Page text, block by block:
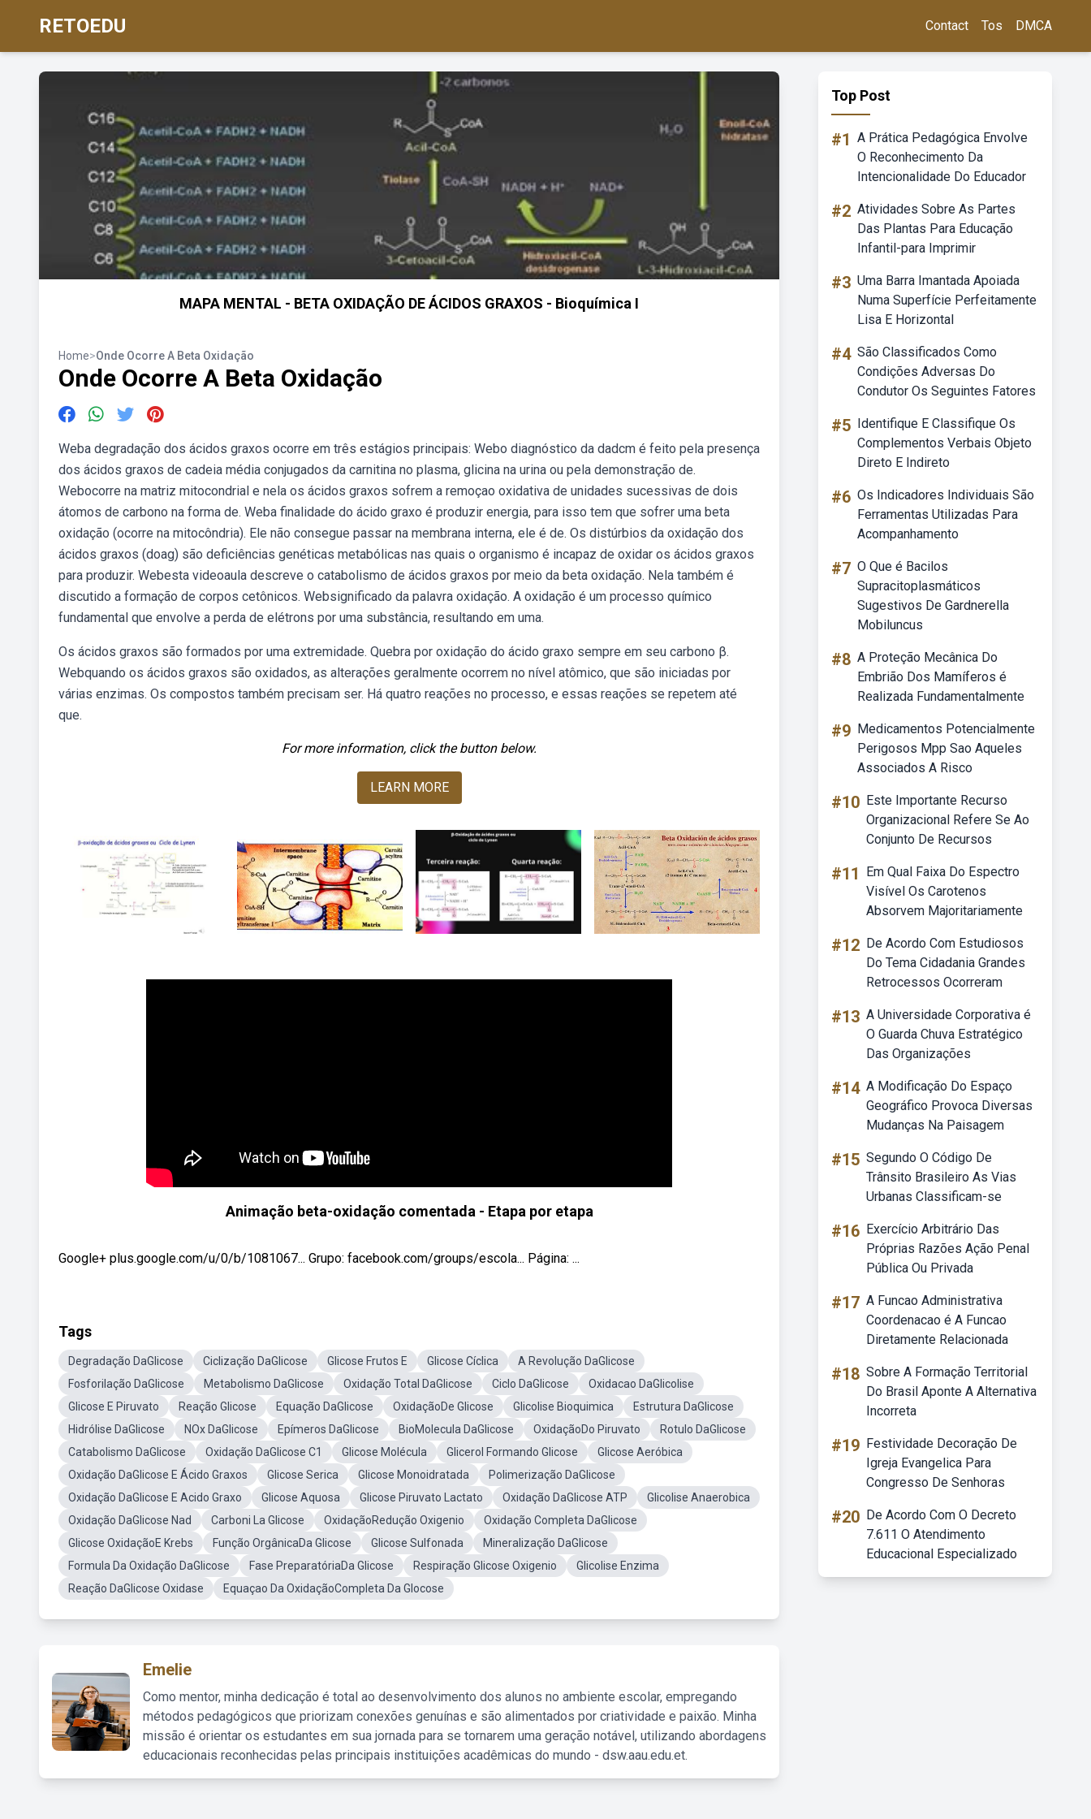
RETOEDU Contact Tos DMCA
MAPA MENTAL - BETA OXIDAÇÃO DE ÁCIDOS GRAXOS - Bioquímica I
Home>Onde Ocorre A Beta Oxidação
Onde Ocorre A Beta Oxidação
Weba degradação dos ácidos graxos ocorre em três estágios principais: Webo diagnóstico da dadcm é feito pela presença
dos ácidos graxos de cadeia média conjugados da carnitina no plasma, glicina na urina ou pela demonstração de.
Webocorre na matriz mitocondrial e nela os ácidos graxos sofrem a remoçao oxidativa de unidades sucessivas de dois
átomos de carbono na forma de. Weba finalidade do ácido graxo é produzir energia, para isso tem que sofrer uma beta
oxidação (ocorre na mitocôndria). Ele não consegue passar na membrana interna, ele é de. Os distúrbios da oxidação dos
ácidos graxos (doag) são deficiências genéticas metabólicas nas quais o organismo é incapaz de oxidar os ácidos graxos
para produzir. Webesta videoaula descreve o catabolismo de ácidos graxos por meio da beta oxidação. Nela também é
discutido a formação de corpos cetônicos. Websignificado da palavra oxidação. A oxidação é um processo químico
fundamental que envolve a perda de elétrons por uma substância, resultando em uma.
Os ácidos graxos são formados por uma extremidade. Quebra por oxidação do ácido graxo sempre em seu carbono β.
Webquando os ácidos graxos são oxidados, as alterações geralmente ocorrem no nível atômico, que são iniciadas por
várias enzimas. Os compostos também precisam ser. Há quatro reações no processo, e essas reações se repetem até
que.
For more information, click the button below.
LEARN MORE
Animação beta-oxidação comentada - Etapa por etapa
Google+ plus.google.com/u/0/b/1081067... Grupo: facebook.com/groups/escola... Página: ...
Tags
Degradação DaGlicose Ciclização DaGlicose Glicose Frutos E Glicose Cíclica
A Revolução DaGlicose
Fosforilação DaGlicose
Metabolismo DaGlicose Oxidação Total DaGlicose Ciclo DaGlicose
Oxidacao DaGlicolise
Glicose E Piruvato
Reação Glicose Equação DaGlicose OxidaçãoDe Glicose Glicolise Bioquimica
Estrutura DaGlicose
Hidrólise DaGlicose
NOx DaGlicose Epímeros DaGlicose BioMolecula DaGlicose OxidaçãoDo Piruvato
Rotulo DaGlicose
Catabolismo DaGlicose
Oxidação DaGlicose C1 Glicose Molécula Glicerol Formando Glicose
Glicose Aeróbica
Oxidação DaGlicose E Ácido Graxos
Glicose Serica Glicose Monoidratada
Polimerização DaGlicose
Oxidação DaGlicose E Acido Graxo
Glicose Aquosa Glicose Piruvato Lactato Oxidação DaGlicose ATP
Glicolise Anaerobica
Oxidação DaGlicose Nad
Carboni La Glicose OxidaçãoRedução Oxigenio
Oxidação Completa DaGlicose
Glicose OxidaçãoE Krebs
Função OrgânicaDa Glicose Glicose Sulfonada
Mineralização DaGlicose
Formula Da Oxidação DaGlicose
Fase PreparatóriaDa Glicose Respiração Glicose Oxigenio
Glicolise Enzima
Reação DaGlicose Oxidase
Equaçao Da OxidaçãoCompleta Da Glocose
Emelie
Como mentor, minha dedicação é total ao desenvolvimento dos alunos no ambiente escolar, empregando
métodos pedagógicos que priorizam conexões genuínas e são alimentados por criatividade e paixão. Minha
missão é orientar os estudantes em sua jornada para se tornarem uma geração notável, utilizando abordagens
educacionais reconhecidas pelas principais instituições acadêmicas do mundo - dsw.aau.edu.et.
Top Post
#1 A Prática Pedagógica Envolve
O Reconhecimento Da
Intencionalidade Do Educador
#2 Atividades Sobre As Partes
Das Plantas Para Educação
Infantil-para Imprimir
#3 Uma Barra Imantada Apoiada
Numa Superfície Perfeitamente
Lisa E Horizontal
#4 São Classificados Como
Condições Adversas Do
Condutor Os Seguintes Fatores
#5 Identifique E Classifique Os
Complementos Verbais Objeto
Direto E Indireto
#6 Os Indicadores Individuais São
Ferramentas Utilizadas Para
Acompanhamento
#7 O Que é Bacilos
Supracitoplasmáticos
Sugestivos De Gardnerella
Mobiluncus
#8 A Proteção Mecânica Do
Embrião Dos Mamíferos é
Realizada Fundamentalmente
#9 Medicamentos Potencialmente
Perigosos Mpp Sao Aqueles
Associados A Risco
#10 Este Importante Recurso
Organizacional Refere Se Ao
Conjunto De Recursos
#11
Em Qual Faixa Do Espectro
Visível Os Carotenos
Absorvem Majoritariamente
#12 De Acordo Com Estudiosos
Do Tema Cidadania Grandes
Retrocessos Ocorreram
#13 A Universidade Corporativa é
O Guarda Chuva Estratégico
Das Organizações
#14 A Modificação Do Espaço
Geográfico Provoca Diversas
Mudanças Na Paisagem
#15 Segundo O Código De
Trânsito Brasileiro As Vias
Urbanas Classificam-se
#16 Exercício Arbitrário Das
Próprias Razões Ação Penal
Pública Ou Privada
#17 A Funcao Administrativa
Coordenacao é A Funcao
Diretamente Relacionada
#18 Sobre A Formação Territorial
Do Brasil Aponte A Alternativa
Incorreta
#19 Festividade Decoração De
Igreja Evangelica Para
Congresso De Senhoras
#20 De Acordo Com O Decreto
7.611 O Atendimento
Educacional Especializado